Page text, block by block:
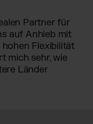
Partner für
auf Anhieb mit
Flexibilität
mich sehr, wie
Länder